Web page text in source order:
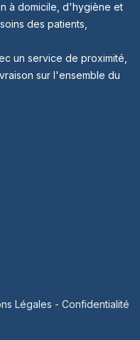
à domicile, d'hygiène et
des patients,
un service de proximité,
sur l'ensemble du
Légales - Confidentialité